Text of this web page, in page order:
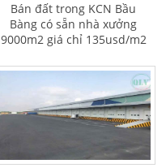
Bán đất trong KCN Bầu
Bàng có sẵn nhà xưởng
9000m2 giá chỉ 135usd/m2